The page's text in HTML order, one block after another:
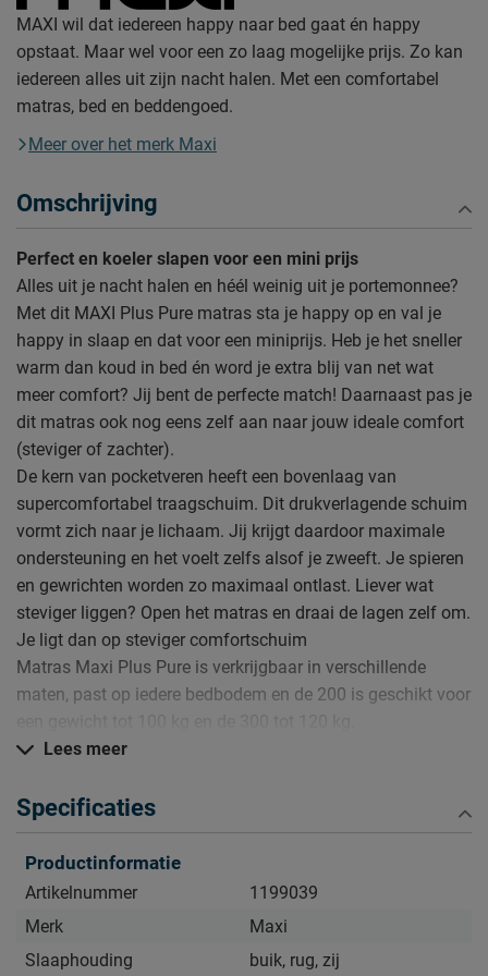
MAXI wil dat iedereen happy naar bed gaat én happy
opstaat. Maar wel voor een zo laag mogelijke prijs. Zo kan
iedereen alles uit zijn nacht halen. Met een comfortabel
matras, bed en beddengoed.
Meer over het merk Maxi
Omschrijving
Perfect en koeler slapen voor een mini prijs
Alles uit je nacht halen en héél weinig uit je portemonnee?
Met dit MAXI Plus Pure matras sta je happy op en val je
happy in slaap en dat voor een miniprijs. Heb je het sneller
warm dan koud in bed én word je extra blij van net wat
meer comfort? Jij bent de perfecte match! Daarnaast pas je
dit matras ook nog eens zelf aan naar jouw ideale comfort
(steviger of zachter).
De kern van pocketveren heeft een bovenlaag van
supercomfortabel traagschuim. Dit drukverlagende schuim
vormt zich naar je lichaam. Jij krijgt daardoor maximale
ondersteuning en het voelt zelfs alsof je zweeft. Je spieren
en gewrichten worden zo maximaal ontlast. Liever wat
steviger liggen? Open het matras en draai de lagen zelf om.
Je ligt dan op steviger comfortschuim
Matras Maxi Plus Pure is verkrijgbaar in verschillende
maten, past op iedere bedbodem en de 200 is geschikt voor
• Combinatie van pocketveren en traagschuim voor als je
het sneller warm hebt in bed
• Perfect matras voor een mini prijs
• Pocketveren gaan langer mee dan schuimmatrassen
• Langer fris slapen: afritsbare hoes kan in de wasmachine
Lees meer
Specificaties
Productinformatie
Artikelnummer
1199039
Merk
Maxi
Slaaphouding
buik, rug, zij